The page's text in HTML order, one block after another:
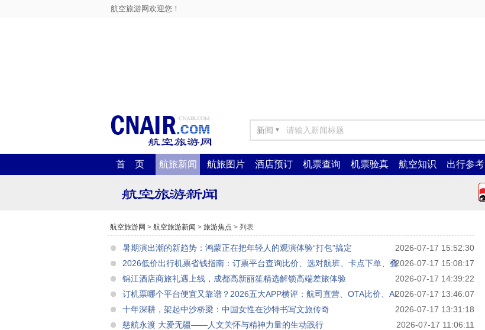
航空旅游网欢迎您！
新闻 ▼
首 页 航旅新闻 航旅图片 酒店预订 机票查询 机票验真 航空知识 出行参考
航空旅游网 > 航空旅游新闻 > 旅游焦点 > 列表
暑期演出潮的新趋势：鸿蒙正在把年轻人的观演体验“打包”搞定
2026-07-17 15:52:30
2026低价出行机票省钱指南：订票平台查询比价、选对航班、卡点下单、叠
加平台出行补贴，百元飞全国
2026-07-17 15:08:17
锦江酒店商旅礼遇上线，成都高新丽笙精选解锁高端差旅体验
2026-07-17 14:39:22
订机票哪个平台便宜又靠谱？2026五大APP横评：航司直营、OTA比价、AI
智补哪家强？
2026-07-17 13:46:07
十年深耕，架起中沙桥梁：中国女性在沙特书写文旅传奇
2026-07-17 13:31:18
慈航永渡 大爱无疆——人文关怀与精神力量的生动践行
2026-07-17 11:06:11